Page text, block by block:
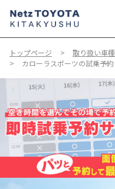
トップページ 取り扱い車種
カローラスポーツの試乗予約